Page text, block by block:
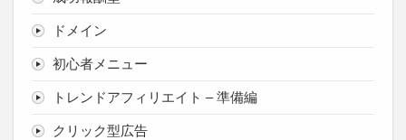
ドメイン
初心者メニュー
トレンドアフィリエイト – 準備編
クリック型広告